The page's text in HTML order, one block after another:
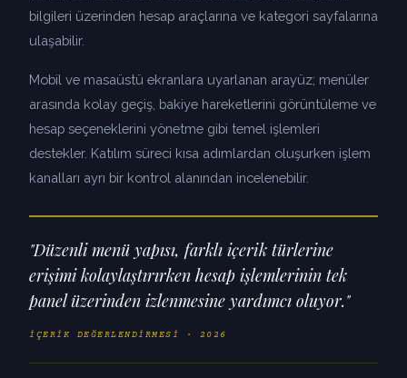
bilgileri üzerinden hesap araçlarına ve kategori sayfalarına
ulaşabilir.
Mobil ve masaüstü ekranlara uyarlanan arayüz; menüler
arasında kolay geçiş, bakiye hareketlerini görüntüleme ve
hesap seçeneklerini yönetme gibi temel işlemleri
destekler. Katılım süreci kısa adımlardan oluşurken işlem
kanalları ayrı bir kontrol alanından incelenebilir.
"Düzenli menü yapısı, farklı içerik türlerine
erişimi kolaylaştırırken hesap işlemlerinin tek
panel üzerinden izlenmesine yardımcı oluyor."
İÇERIK DEĞERLENDIRMESI · 2026